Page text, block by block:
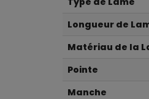
Longueur de
Matériau de la
Pointe
Manche